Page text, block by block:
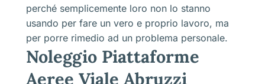
perché semplicemente loro non lo stanno
usando per fare un vero e proprio lavoro, ma
per porre rimedio ad un problema personale.
Noleggio Piattaforme
Aeree Viale Abruzzi